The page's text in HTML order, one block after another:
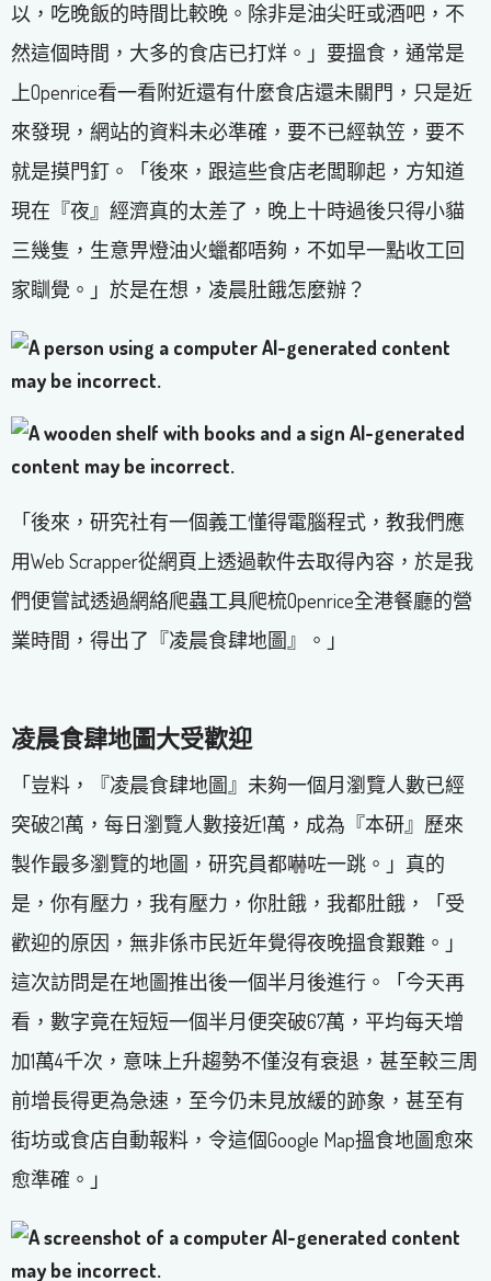
以，吃晚飯的時間比較晚。除非是油尖旺或酒吧，不
然這個時間，大多的食店已打烊。」要搵食，通常是
上Openrice看一看附近還有什麼食店還未關門，只是近
來發現，網站的資料未必準確，要不已經執笠，要不
就是摸門釘。「後來，跟這些食店老闆聊起，方知道
現在『夜』經濟真的太差了，晚上十時過後只得小貓
三幾隻，生意畀燈油火蠟都唔夠，不如早一點收工回
家瞓覺。」於是在想，凌晨肚餓怎麼辦？
「後來，研究社有一個義工懂得電腦程式，教我們應
用Web Scrapper從網頁上透過軟件去取得內容，於是我
們便嘗試透過網絡爬蟲工具爬梳Openrice全港餐廳的營
業時間，得出了『凌晨食肆地圖』。」
凌晨食肆地圖大受歡迎
「豈料，『凌晨食肆地圖』未夠一個月瀏覽人數已經
突破21萬，每日瀏覽人數接近1萬，成為『本研』歷來
製作最多瀏覽的地圖，研究員都嚇咗一跳。」真的
是，你有壓力，我有壓力，你肚餓，我都肚餓，「受
歡迎的原因，無非係市民近年覺得夜晚搵食艱難。」
這次訪問是在地圖推出後一個半月後進行。「今天再
看，數字竟在短短一個半月便突破67萬，平均每天增
加1萬4千次，意味上升趨勢不僅沒有衰退，甚至較三周
前增長得更為急速，至今仍未見放緩的跡象，甚至有
街坊或食店自動報料，令這個Google Map搵食地圖愈來
愈準確。」